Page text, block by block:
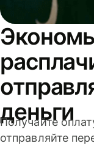
деньги
Получайте
отправляйте